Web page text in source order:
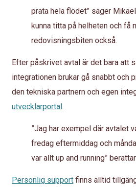
prata hela flödet” säger
kunna titta på helheten och få
redovisningsbiten också.
Efter påskrivet avtal är det bara att
integrationen brukar gå snabbt och
den tekniska partnern och egen
utvecklarportal .
”Jag har exempel där avtalet
fredag eftermiddag och
var allt up and running”
Personlig support finns alltid